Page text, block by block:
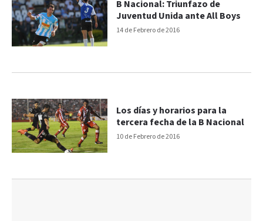
14 de Febrero de 2016
B Nacional: Triunfazo de
Juventud Unida ante All Boys
10 de Febrero de 2016
Los días y horarios para la
tercera fecha de la B Nacional